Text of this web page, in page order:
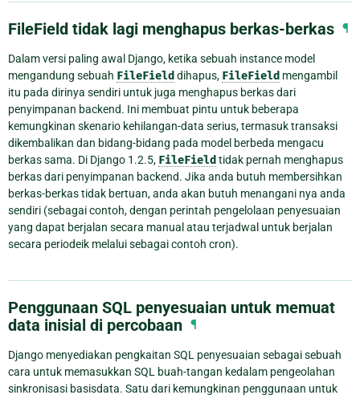
FileField tidak lagi menghapus berkas-berkas ¶
Dalam versi paling awal Django, ketika sebuah instance model
mengandung sebuah FileField dihapus, FileField mengambil
itu pada dirinya sendiri untuk juga menghapus berkas dari
penyimpanan backend. Ini membuat pintu untuk beberapa
kemungkinan skenario kehilangan-data serius, termasuk transaksi
dikembalikan dan bidang-bidang pada model berbeda mengacu
berkas sama. Di Django 1.2.5, FileField tidak pernah menghapus
berkas dari penyimpanan backend. Jika anda butuh membersihkan
berkas-berkas tidak bertuan, anda akan butuh menangani nya anda
sendiri (sebagai contoh, dengan perintah pengelolaan penyesuaian
yang dapat berjalan secara manual atau terjadwal untuk berjalan
secara periodeik melalui sebagai contoh cron).
Penggunaan SQL penyesuaian untuk memuat
data inisial di percobaan ¶
Django menyediakan pengkaitan SQL penyesuaian sebagai sebuah
cara untuk memasukkan SQL buah-tangan kedalam pengeolahan
sinkronisasi basisdata. Satu dari kemungkinan penggunaan untuk